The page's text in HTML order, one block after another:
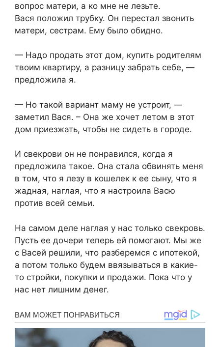
вопрос матери, а ко мне не лезьте.
Вася положил трубку. Он перестал звонить
матери, сестрам. Ему было обидно.
— Надо продать этот дом, купить родителям
твоим квартиру, а разницу забрать себе, —
предложила я.
— Но такой вариант маму не устроит, —
заметил Вася. – Она же хочет летом в этот
дом приезжать, чтобы не сидеть в городе.
И свекрови он не понравился, когда я
предложила такое. Она стала обвинять меня
в том, что я лезу в кошелек к ее сыну, что я
жадная, наглая, что я настроила Васю
против всей семьи.
На самом деле наглая у нас только свекровь.
Пусть ее дочери теперь ей помогают. Мы же
с Васей решили, что разберемся с ипотекой,
а потом только будем ввязываться в какие-
то стройки, покупки и продажи. Пока что у
нас нет лишним денег.